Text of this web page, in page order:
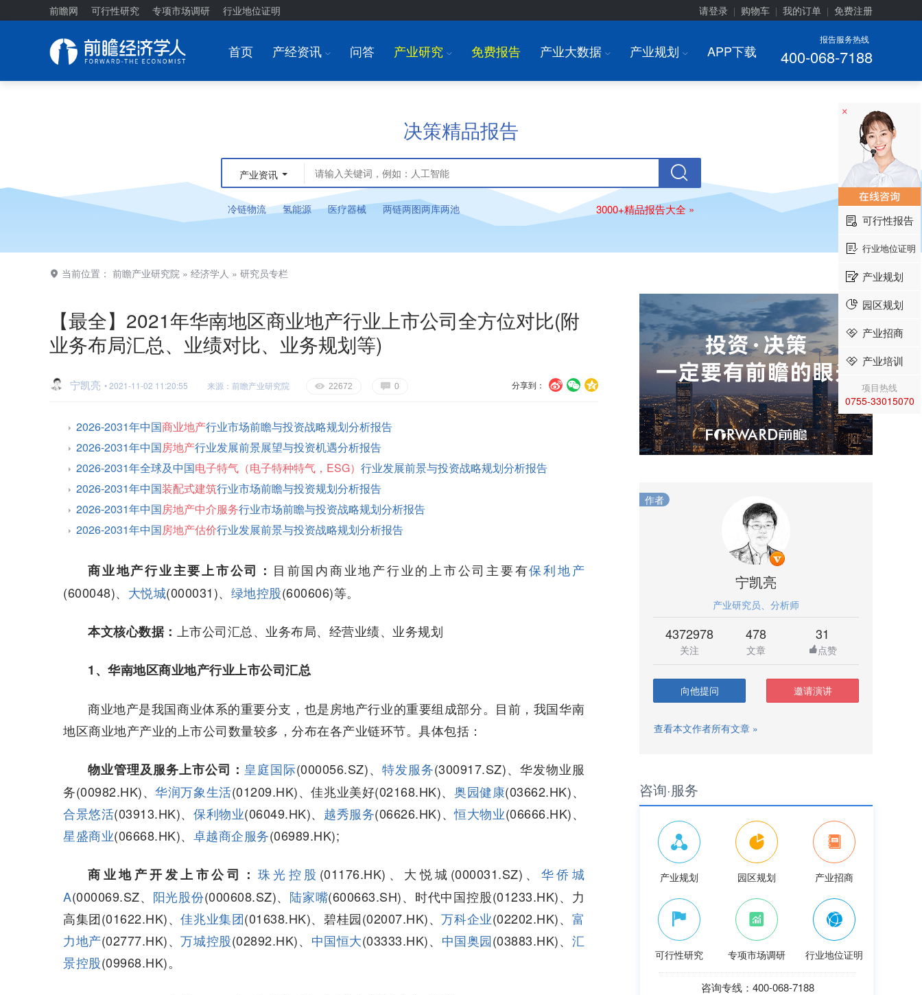
前瞻网 可行性研究 专项市场调研 行业地位证明 请登录 购物车 我的订单 免费注册
报告服务热线
400-068-7188
首页 产经资讯 I 问答 产业研究 I 免费报告 产业大数据 I 产业规划 I APP下载
决策精品报告
产业资讯
冷链物流 氢能源 医疗器械 两链两图两库两池 3000+精品报告大全 »
当前位置： 前瞻产业研究院 » 经济学人 » 研究员专栏
【最全】2021年华南地区商业地产行业上市公司全方位对比(附
业务布局汇总、业绩对比、业务规划等)
U V c
分享到：
宁凯亮 • 2021-11-02 11:20:55 来源：前瞻产业研究院 E 22672 G 0
2026-2031年中国商业地产行业市场前瞻与投资战略规划分析报告
2026-2031年中国房地产行业发展前景展望与投资机遇分析报告
2026-2031年全球及中国电子特气（电子特种特气，ESG） 行业发展前景与投资战略规划分析报告
2026-2031年中国装配式建筑行业市场前瞻与投资规划分析报告
2026-2031年中国房地产中介服务行业市场前瞻与投资战略规划分析报告
2026-2031年中国房地产估价行业发展前景与投资战略规划分析报告
商业地产行业主要上市公司： 目前国内商业地产行业的上市公司主要有保利地产
(600048)、 大悦城(000031)、 绿地控股(600606)等。
本文核心数据： 上市公司汇总、业务布局、经营业绩、业务规划
1、华南地区商业地产行业上市公司汇总
商业地产是我国商业体系的重要分支，也是房地产行业的重要组成部分。目前，我国华南
地区商业地产产业的上市公司数量较多，分布在各产业链环节。具体包括：
物业管理及服务上市公司： 皇庭国际(000056.SZ)、 特发服务(300917.SZ)、华发物业服
务(00982.HK)、华润万象生活(01209.HK)、佳兆业美好(02168.HK)、奥园健康(03662.HK)、
合景悠活(03913.HK)、保利物业(06049.HK)、 越秀服务(06626.HK)、恒大物业(06666.HK)、
星盛商业(06668.HK)、 卓越商企服务(06989.HK);
商业地产开发上市公司： 珠光控股 (01176.HK)、大悦城(000031.SZ)、 华侨城
A(000069.SZ、 阳光股份(000608.SZ)、 陆家嘴(600663.SH)、时代中国控股(01233.HK)、力
高集团(01622.HK)、佳兆业集团(01638.HK)、碧桂园(02007.HK)、万科企业(02202.HK)、 富
力地产(02777.HK)、万城控股(02892.HK)、 中国恒大(03333.HK)、 中国奥园(03883.HK)、 汇
景控股(09968.HK)。
作者
宁凯亮
产业研究员、分析师
4372978
关注
478
文章
31
点赞
向他提问 邀请演讲
查看本文作者所有文章 »
咨询·服务
产业规划 园区规划 产业招商
可行性研究 专项市场调研 行业地位证明
咨询专线：400-068-7188
×
可行性报告
行业地位证明
产业规划
园区规划
产业招商
产业培训
项目热线
0755-33015070